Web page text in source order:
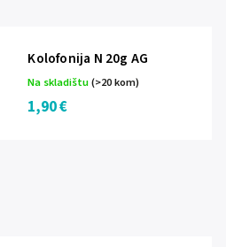
Kolofonija N 20g AG
Na skladištu(>20 kom)
1,90 €